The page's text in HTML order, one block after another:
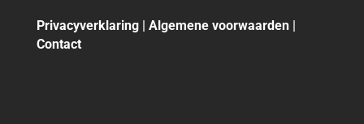
Privacyverklaring| Algemene voorwaarden|
Contact